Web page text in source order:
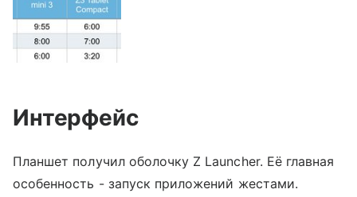
Интерфейс
Планшет получил оболочку Z Launcher. Её главная
особенность - запуск приложений жестами.